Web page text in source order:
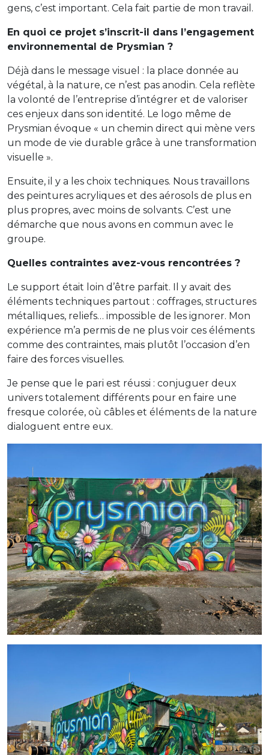
gens, c’est important. Cela fait partie de mon travail.
En quoi ce projet s’inscrit-il dans l’engagement
environnemental de Prysmian ?
Déjà dans le message visuel : la place donnée au
végétal, à la nature, ce n’est pas anodin. Cela reflète
la volonté de l’entreprise d’intégrer et de valoriser
ces enjeux dans son identité. Le logo même de
Prysmian évoque « un chemin direct qui mène vers
un mode de vie durable grâce à une transformation
visuelle ».
Ensuite, il y a les choix techniques. Nous travaillons
des peintures acryliques et des aérosols de plus en
plus propres, avec moins de solvants. C’est une
démarche que nous avons en commun avec le
groupe.
Quelles contraintes avez-vous rencontrées ?
Le support était loin d’être parfait. Il y avait des
éléments techniques partout : coffrages, structures
métalliques, reliefs… impossible de les ignorer. Mon
expérience m’a permis de ne plus voir ces éléments
comme des contraintes, mais plutôt l’occasion d’en
faire des forces visuelles.
Je pense que le pari est réussi : conjuguer deux
univers totalement différents pour en faire une
fresque colorée, où câbles et éléments de la nature
dialoguent entre eux.